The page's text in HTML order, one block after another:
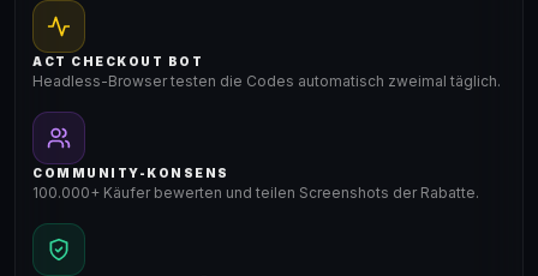
ACT CHECKOUT BOT
Headless-Browser testen die Codes automatisch zweimal täglich.
COMMUNITY-KONSENS
100.000+ Käufer bewerten und teilen Screenshots der Rabatte.